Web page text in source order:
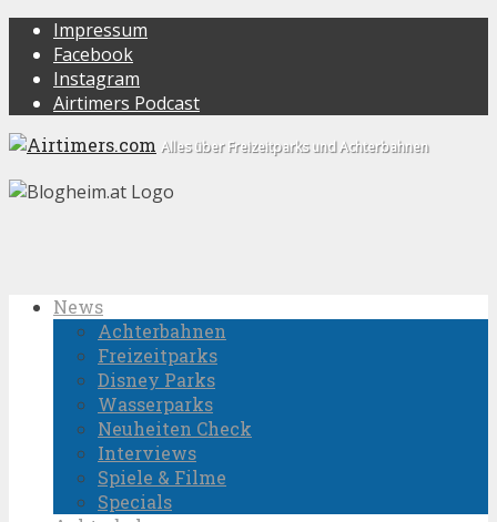
Impressum
Facebook
Instagram
Airtimers Podcast
Alles über Freizeitparks und Achterbahnen
News
Achterbahnen
Freizeitparks
Disney Parks
Wasserparks
Neuheiten Check
Interviews
Spiele & Filme
Specials